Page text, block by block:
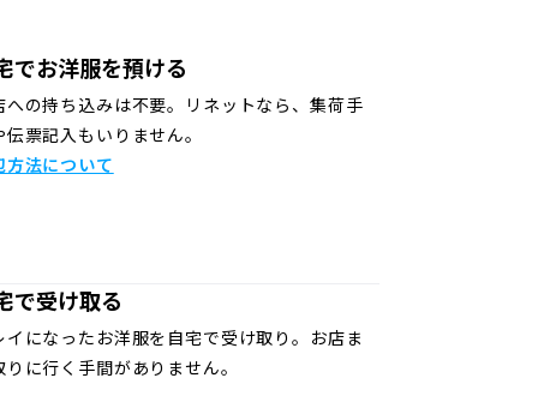
でお洋服を預ける
への持ち込みは不要。リネットなら、集荷手
伝票記入もいりません。
方法について
で受け取る
イになったお洋服を自宅で受け取り。お店ま
りに行く手間がありません。